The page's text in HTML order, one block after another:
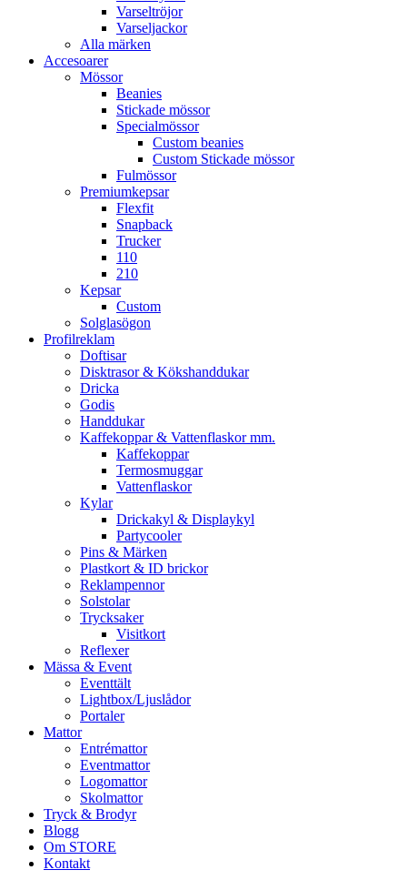
Varseltröjor
Varseljackor
Alla märken
Accesoarer
Mössor
Beanies
Stickade mössor
Specialmössor
Custom beanies
Custom Stickade mössor
Fulmössor
Premiumkepsar
Flexfit
Snapback
Trucker
110
210
Kepsar
Custom
Solglasögon
Profilreklam
Doftisar
Disktrasor & Kökshanddukar
Dricka
Godis
Handdukar
Kaffekoppar & Vattenflaskor mm.
Kaffekoppar
Termosmuggar
Vattenflaskor
Kylar
Drickakyl & Displaykyl
Partycooler
Pins & Märken
Plastkort & ID brickor
Reklampennor
Solstolar
Trycksaker
Visitkort
Reflexer
Mässa & Event
Eventtält
Lightbox/Ljuslådor
Portaler
Mattor
Entrémattor
Eventmattor
Logomattor
Skolmattor
Tryck & Brodyr
Blogg
Om STORE
Kontakt